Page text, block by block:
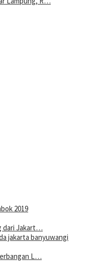
dari Jakart…
L…